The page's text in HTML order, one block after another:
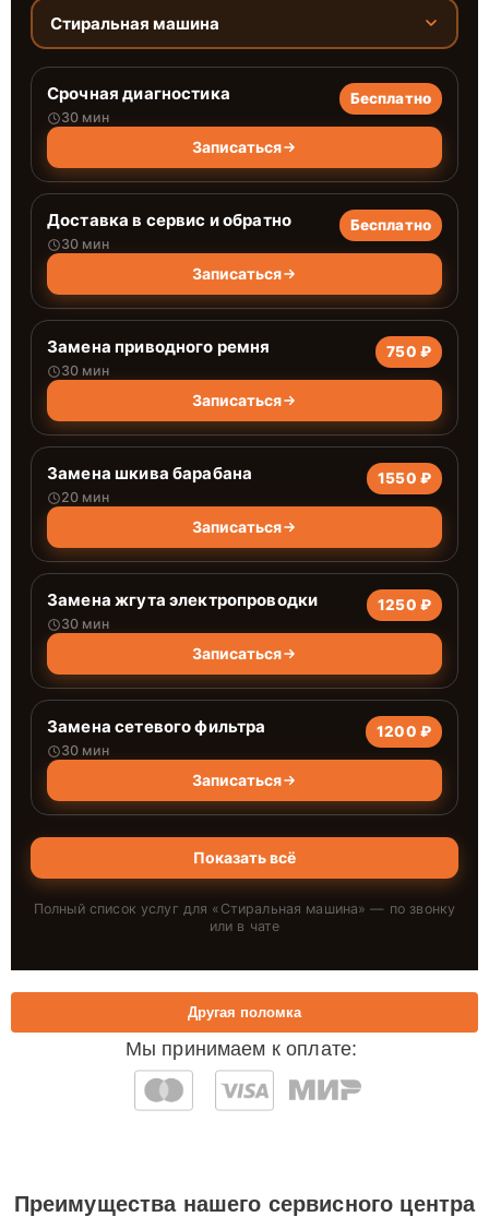
Стиральная машина
Срочная диагностика
30 мин
Бесплатно
Записаться
Доставка в сервис и обратно
30 мин
Бесплатно
Записаться
Замена приводного ремня
30 мин
750 ₽
Записаться
Замена шкива барабана
20 мин
1550 ₽
Записаться
Замена жгута электропроводки
30 мин
1250 ₽
Записаться
Замена сетевого фильтра
30 мин
1200 ₽
Записаться
Показать всё
Полный список услуг для « Стиральная машина» — по звонку
или в чате
Мы принимаем к оплате:
Другая поломка
Преимущества нашего сервисного центра